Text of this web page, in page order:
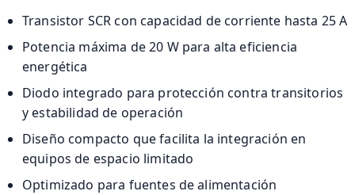
Transistor SCR con capacidad de corriente hasta 25 A
Potencia máxima de 20 W para alta eficiencia
energética
Diodo integrado para protección contra transitorios
y estabilidad de operación
Diseño compacto que facilita la integración en
equipos de espacio limitado
Optimizado para fuentes de alimentación